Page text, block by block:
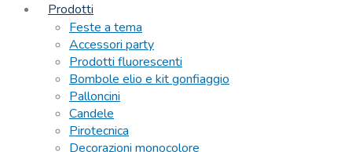
Prodotti
Feste a tema
Accessori party
Prodotti fluorescenti
Bombole elio e kit gonfiaggio
Palloncini
Candele
Pirotecnica
Decorazioni monocolore